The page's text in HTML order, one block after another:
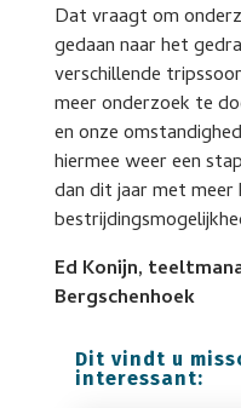
Dat vraagt om
gedaan naar het
verschillende
meer onderzoek te
en onze
hiermee weer een
dan dit jaar met meer
Ed Konijn,
Bergschenhoek
Dit vindt u
interessant: